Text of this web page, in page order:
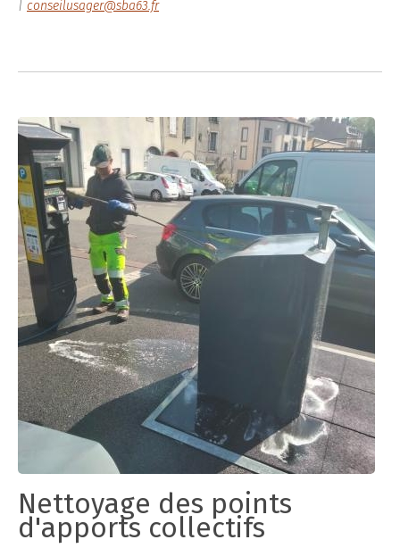
| conseilusager@sba63.fr
Nettoyage des points
d'apports collectifs